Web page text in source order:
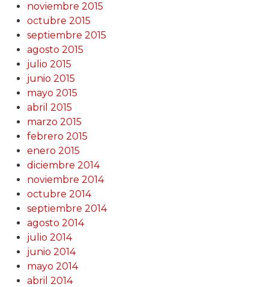
noviembre 2015
octubre 2015
septiembre 2015
agosto 2015
julio 2015
junio 2015
mayo 2015
abril 2015
marzo 2015
febrero 2015
enero 2015
diciembre 2014
noviembre 2014
octubre 2014
septiembre 2014
agosto 2014
julio 2014
junio 2014
mayo 2014
abril 2014